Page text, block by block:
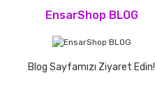
EnsarShop BLOG
Blog Sayfamızı Ziyaret Edin!